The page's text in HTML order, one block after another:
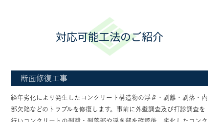
対応可能工法のご紹介
断面修復工事
経年劣化により発生したコンクリート構造物の浮き・剥離・剥落・内
部欠陥などのトラブルを修復します。事前に外壁調査及び打診調査を
行いコンクリートの剥離・剥落部や浮き部を確認後、劣化したコンク